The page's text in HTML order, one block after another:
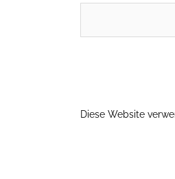
Diese Website